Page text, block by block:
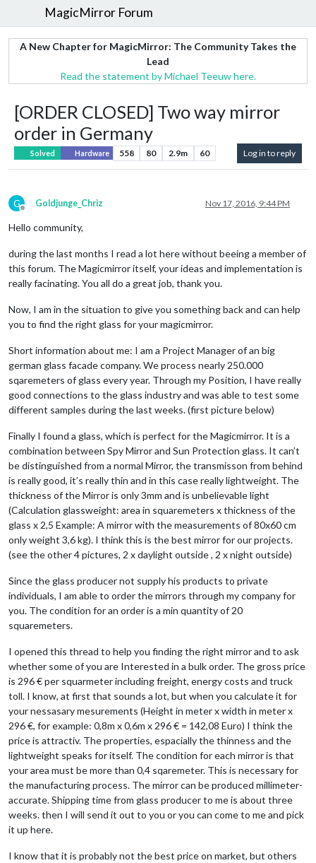
MagicMirror Forum
A New Chapter for MagicMirror: The Community Takes the
Lead
Read the statement by Michael Teeuw here.
[ORDER CLOSED] Two way mirror
order in Germany
Solved Hardware 558 80 2.9m 60 Log in to reply
G
Offline
Goldjunge_Chriz Nov 17, 2016, 9:44 PM
Hello community,
during the last months I read a lot here without beeing a member of
this forum. The Magicmirror itself, your ideas and implementation is
really facinating. You all do a great job, thank you.
Now, I am in the situation to give you something back and can help
you to find the right glass for your magicmirror.
Short information about me: I am a Project Manager of an big
german glass facade company. We process nearly 250.000
sqaremeters of glass every year. Through my Position, I have really
good connections to the glass industry and was able to test some
different samples during the last weeks. (first picture below)
Finally I found a glass, which is perfect for the Magicmirror. It is a
combination between Spy Mirror and Sun Protection glass. It can’t
be distinguished from a normal Mirror, the transmisson from behind
is really good, it’s really thin and in this case really lightweight. The
thickness of the Mirror is only 3mm and is unbelievable light
(Calculation glassweight: area in squaremeters x thickness of the
glass x 2,5 Example: A mirror with the measurements of 80x60 cm
only weight 3,6 kg). I think this is the best mirror for our projects.
(see the other 4 pictures, 2 x daylight outside , 2 x night outside)
Since the glass producer not supply his products to private
individuals, I am able to order the mirrors through my company for
you. The condition for an order is a min quantity of 20
squaremeters.
I opened this thread to help you finding the right mirror and to ask
whether some of you are Interested in a bulk order. The gross price
is 296 € per squarmeter including freight, energy costs and truck
toll. I know, at first that sounds a lot, but when you calculate it for
your nessasary mesurements (Height in meter x width in meter x
296 €, for example: 0,8m x 0,6m x 296 € = 142,08 Euro) I think the
price is attractiv. The properties, espacially the thinness and the
lightweight speaks for itself. The condition for each mirror is that
your area must be more than 0,4 sqaremeter. This is necessary for
the manufacturing process. The mirror can be produced millimeter-
accurate. Shipping time from glass producer to me is about three
weeks. then I will send it out to you or you can come to me and pick
it up here.
I know that it is probably not the best price on market, but others